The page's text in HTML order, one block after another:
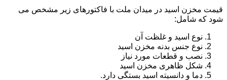
قیمت مخزن اسید در میدان ملت با فاکتورهای زیر مشخص می
شود که شامل:
نوع اسید و غلظت آن
نوع جنس بدنه مخزن اسید
نصب و قطعات مورد نیاز
شکل ظاهری مخزن اسید
دما و دانسیته اسید بستگی دارد.